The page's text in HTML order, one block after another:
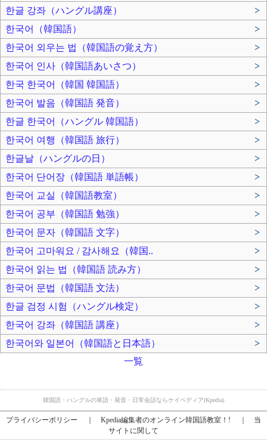
한글 강좌（ハングル講座）
>
한국어（韓国語）
>
한국어 외우는 법（韓国語の覚え方）
>
한국어 인사（韓国語あいさつ）
>
한국 한국어（韓国 韓国語）
>
한국어 발음（韓国語 発音）
>
한글 한국어（ハングル 韓国語）
>
한국어 여행（韓国語 旅行）
>
한글날（ハングルの日）
>
한국어 단어장（韓国語 単語帳）
>
한국어 교실（韓国語教室）
>
한국어 공부（韓国語 勉強）
>
한국어 문자（韓国語 文字）
>
한국어 고마워요 / 감사해요（韓国..
>
한국어 읽는 법（韓国語 読み方）
>
한국어 문법（韓国語 文法）
>
한글 검정 시험（ハングル検定）
>
한국어 강좌（韓国語 講座）
>
한국어와 일본어（韓国語と日本語）
>
一覧
韓国語・ハングルの単語・発音・日常会話ならケイペディア(Kpedia)
プライバシーポリシー Kpedia編集者のオンライン韓国語教室！!
当
サイトに関して